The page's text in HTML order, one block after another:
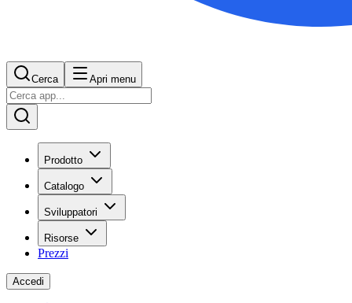
Cerca Apri menu
Prodotto
Catalogo
Sviluppatori
Risorse
Prezzi
Accedi